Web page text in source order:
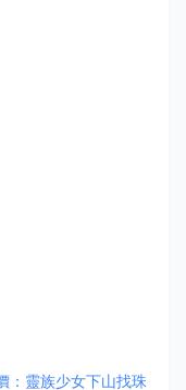
：靈族少女下山找珠